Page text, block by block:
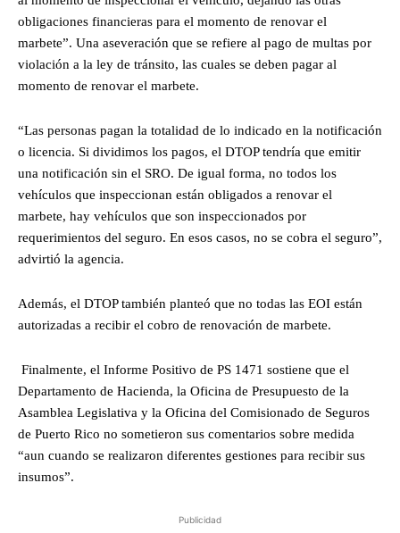
obligaciones financieras para el momento de renovar el
marbete”. Una aseveración que se refiere al pago de multas por
violación a la ley de tránsito, las cuales se deben pagar al
momento de renovar el marbete.
“Las personas pagan la totalidad de lo indicado en la notificación
o licencia. Si dividimos los pagos, el DTOP tendría que emitir
una notificación sin el SRO. De igual forma, no todos los
vehículos que inspeccionan están obligados a renovar el
marbete, hay vehículos que son inspeccionados por
requerimientos del seguro. En esos casos, no se cobra el seguro”,
advirtió la agencia.
Además, el DTOP también planteó que no todas las EOI están
autorizadas a recibir el cobro de renovación de marbete.
Finalmente, el Informe Positivo de PS 1471 sostiene que el
Departamento de Hacienda, la Oficina de Presupuesto de la
Asamblea Legislativa y la Oficina del Comisionado de Seguros
de Puerto Rico no sometieron sus comentarios sobre medida
“aun cuando se realizaron diferentes gestiones para recibir sus
insumos”.
Publicidad